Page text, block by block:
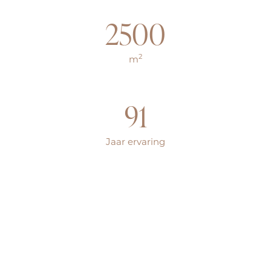
2500
m2
91
Jaar ervaring